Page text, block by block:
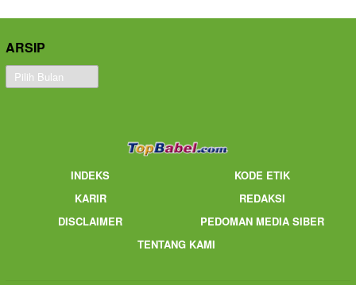
ARSIP
Arsip
INDEKS
KODE ETIK
KARIR
REDAKSI
DISCLAIMER
PEDOMAN MEDIA SIBER
TENTANG KAMI